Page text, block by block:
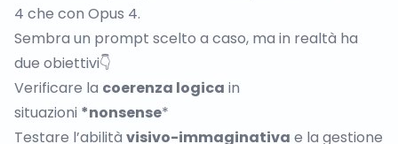
4 che con Opus 4.
Sembra un prompt scelto a caso, ma in realtà ha
due obiettivi👇
Verificare la coerenza logica in
situazioni *nonsense*
Testare l’abilità visivo-immaginativa e la gestione